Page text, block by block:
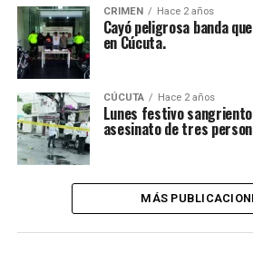
CRIMEN Hace 2 años
Cayó peligrosa banda
en Cúcuta.
CÚCUTA Hace 2 años
Lunes festivo
asesinato de tres
MÁS